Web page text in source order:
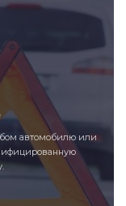
автомобилю или